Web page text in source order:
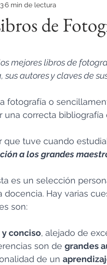
de
6 min de lectura
mejores libros de
autores y claves de
fotografía o
correcta bibliografía
que tuve cuando
a los grandes
es un selección
Hay varias
son:
conciso, alejado de
son de grandes
de un